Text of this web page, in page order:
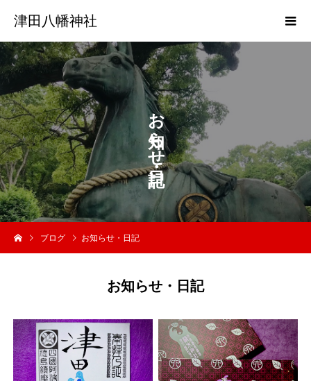
津田八幡神社
お
ら
せ
ブログ お知らせ・日記
お知らせ・日記